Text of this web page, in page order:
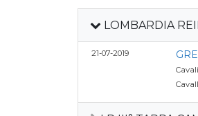
LOMBARDIA
21-07-2019